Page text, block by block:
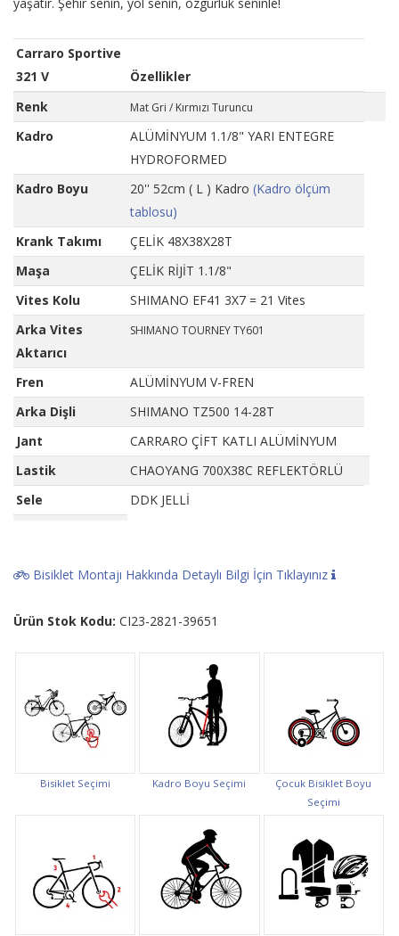
yaşatır. Şehir senin, yol senin, özgürlük seninle!
Carraro Sportive
321 V
Özellikler
Renk
Mat Gri / Kırmızı Turuncu
Kadro
ALÜMİNYUM 1.1/8" YARI ENTEGRE
HYDROFORMED
Kadro Boyu
20'' 52cm ( L ) Kadro (Kadro ölçüm
tablosu)
Krank Takımı
ÇELİK 48X38X28T
Maşa
ÇELİK RİJİT 1.1/8"
Vites Kolu
SHIMANO EF41 3X7 = 21 Vites
Arka Vites
Aktarıcı
SHIMANO TOURNEY TY601
Fren
ALÜMİNYUM V-FREN
Arka Dişli
SHIMANO TZ500 14-28T
Jant
CARRARO ÇİFT KATLI ALÜMİNYUM
Lastik
CHAOYANG 700X38C REFLEKTÖRLÜ
Sele
DDK JELLİ
Bisiklet Montajı Hakkında Detaylı Bilgi İçin Tıklayınız
Ürün Stok Kodu: CI23-2821-39651
Bisiklet Seçimi Kadro Boyu Seçimi
Çocuk Bisiklet Boyu
Seçimi